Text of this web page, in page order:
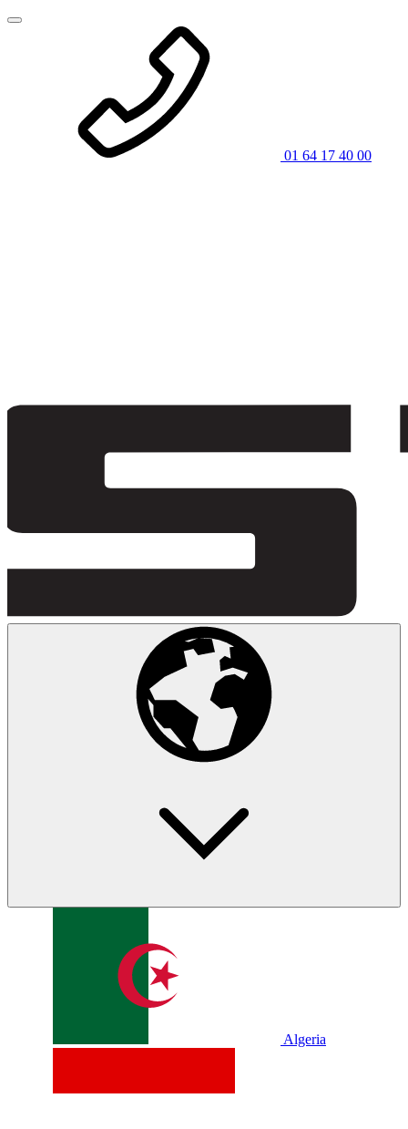
01 64 17 40 00
Algeria